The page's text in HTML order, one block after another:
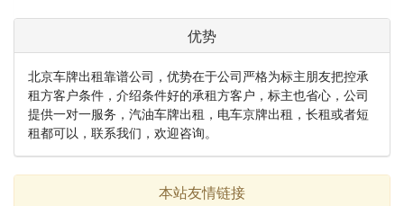
优势
北京车牌出租靠谱公司，优势在于公司严格为标主朋友把控承
租方客户条件，介绍条件好的承租方客户，标主也省心，公司
提供一对一服务，汽油车牌出租，电车京牌出租，长租或者短
租都可以，联系我们，欢迎咨询。
本站友情链接